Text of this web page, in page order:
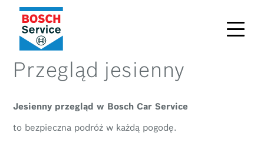
Przegląd jesienny
Jesienny przegląd w Bosch Car Service
to bezpieczna podróż w każdą pogodę.